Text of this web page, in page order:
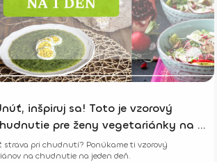
inšpiruj sa! Toto je vzorový
pre ženy vegetariánky na 1
strava pri chudnutí? Ponúkame ti vzorový
na chudnutie na jeden deň.